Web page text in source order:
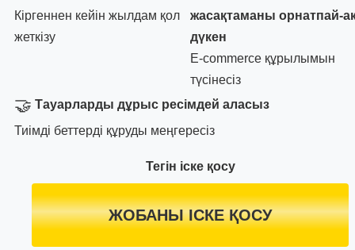
Кіргеннен кейін жылдам қол
жеткізу
жасақтаманы орнатпай-
дүкен
E-commerce құрылымын
түсінесіз
🤝 Тауарларды дұрыс ресімдей аласыз
Тиімді беттерді құруды меңгересіз
Тегін іске қосу
ЖОБАНЫ ІСКЕ ҚОСУ